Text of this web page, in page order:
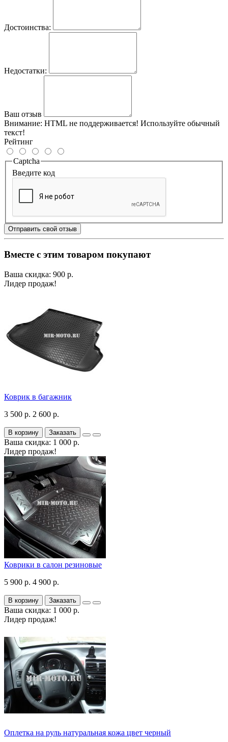
Достоинства:
Недостатки:
Ваш отзыв
Внимание: HTML не поддерживается! Используйте обычный
текст!
Рейтинг
Captcha
Введите код
Отправить свой отзыв
Вместе с этим товаром покупают
Ваша скидка: 900 р.
Лидер продаж!
Коврик в багажник
3 500 р. 2 600 р.
В корзину Заказать
Ваша скидка: 1 000 р.
Лидер продаж!
Коврики в салон резиновые
5 900 р. 4 900 р.
В корзину Заказать
Ваша скидка: 1 000 р.
Лидер продаж!
Оплетка на руль натуральная кожа цвет черный